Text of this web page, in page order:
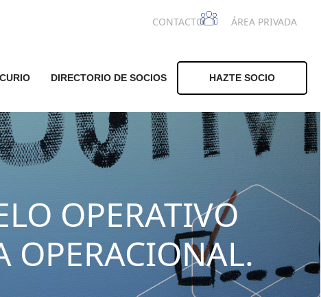
CONTACTO ÁREA PRIVADA
DIRECTORIO DE SOCIOS HAZTE SOCIO
OPERATIVO
OPERACIONAL.